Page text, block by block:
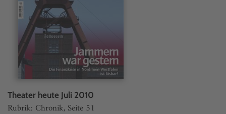
Theater heute Juli 2010
Rubrik: Chronik, Seite 51